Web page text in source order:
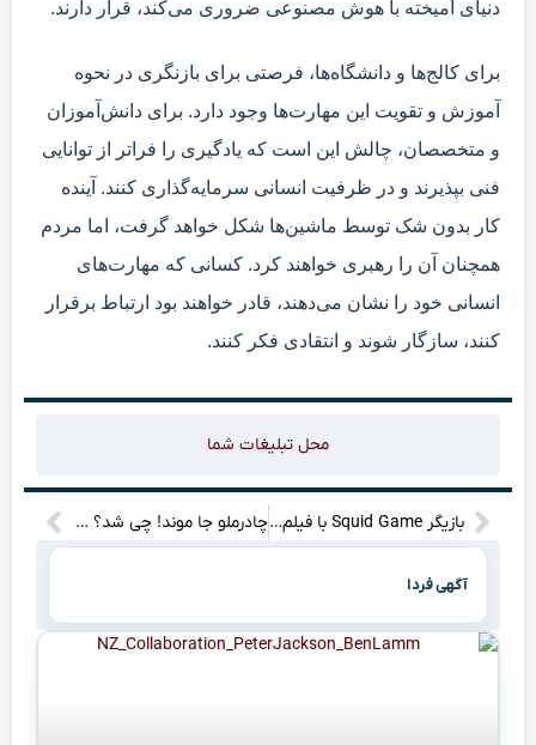
دنیای آمیخته با هوش مصنوعی ضروری می‌کند، قرار دارند.
برای کالج‌ها و دانشگاه‌ها، فرصتی برای بازنگری در نحوه
آموزش و تقویت این مهارت‌ها وجود دارد. برای دانش‌آموزان
و متخصصان، چالش این است که یادگیری را فراتر از توانایی
فنی بپذیرند و در ظرفیت انسانی سرمایه‌گذاری کنند. آینده
کار بدون شک توسط ماشین‌ها شکل خواهد گرفت، اما مردم
همچنان آن را رهبری خواهند کرد. کسانی که مهارت‌های
انسانی خود را نشان می‌دهند، قادر خواهند بود ارتباط برقرار
کنند، سازگار شوند و انتقادی فکر کنند.
محل تبلیغات شما
بازیگر Squid Game با فیلم “انتخابی نیست” قلب‌ها را تسخیر می‌کند؟ (تاریخ اکران اعلام شد!) چادرملو جا موند! چی شد؟ پشت پرده غیبت در لیگ دوومیدانی بانوان
آگهی فردا